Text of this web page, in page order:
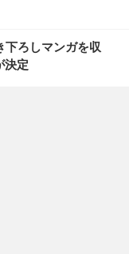
下ろしマンガを収
決定